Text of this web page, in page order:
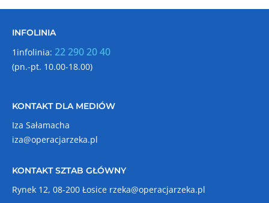
INFOLINIA
1infolinia: 22 290 20 40
(pn.-pt. 10.00-18.00)
KONTAKT DLA MEDIÓW
Iza Sałamacha
iza@operacjarzeka.pl
KONTAKT SZTAB GŁÓWNY
Rynek 12, 08-200 Łosice rzeka@operacjarzeka.pl